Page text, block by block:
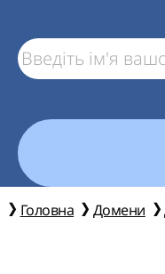
Головна Домени